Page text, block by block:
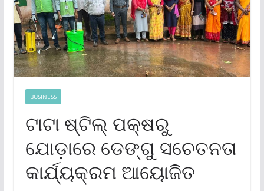
BUSINESS
ଟାଟା ଷ୍ଟିଲ୍ ପକ୍ଷରୁ
ଯୋଡ଼ାରେ ଡେଙ୍ଗୁ ସଚେତନତା
କାର୍ଯ୍ୟକ୍ରମ ଆୟୋଜିତ